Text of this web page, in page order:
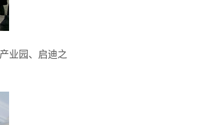
业园、启迪之